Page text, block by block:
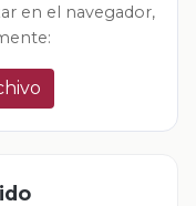
en el navegador,